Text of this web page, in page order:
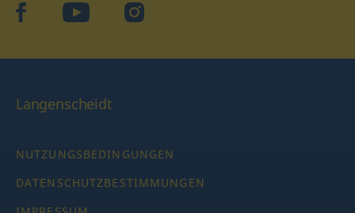
facebookYouTube Instagram
Langenscheidt
NUTZUNGSBEDINGUNGEN
DATENSCHUTZBESTIMMUNGEN